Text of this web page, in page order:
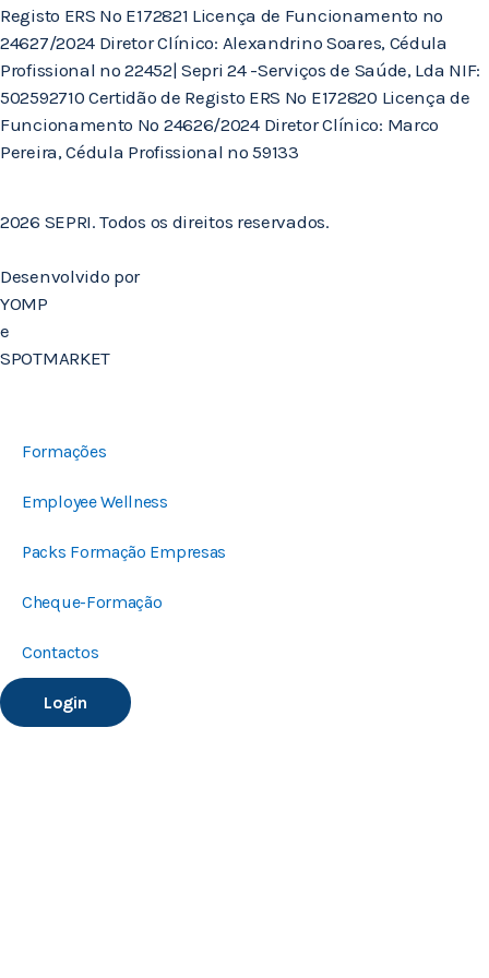
Registo ERS Nº E172821 Licença de Funcionamento nº
24627/2024 Diretor Clínico: Alexandrino Soares, Cédula
Profissional nº 22452| Sepri 24 -Serviços de Saúde, Lda NIF:
502592710 Certidão de Registo ERS Nº E172820 Licença de
Funcionamento Nº 24626/2024 Diretor Clínico: Marco
Pereira, Cédula Profissional nº 59133
2026 SEPRI. Todos os direitos reservados.
Desenvolvido por
YOMP
e
SPOTMARKET
Formações
Employee Wellness
Packs Formação Empresas
Cheque-Formação
Contactos
Login